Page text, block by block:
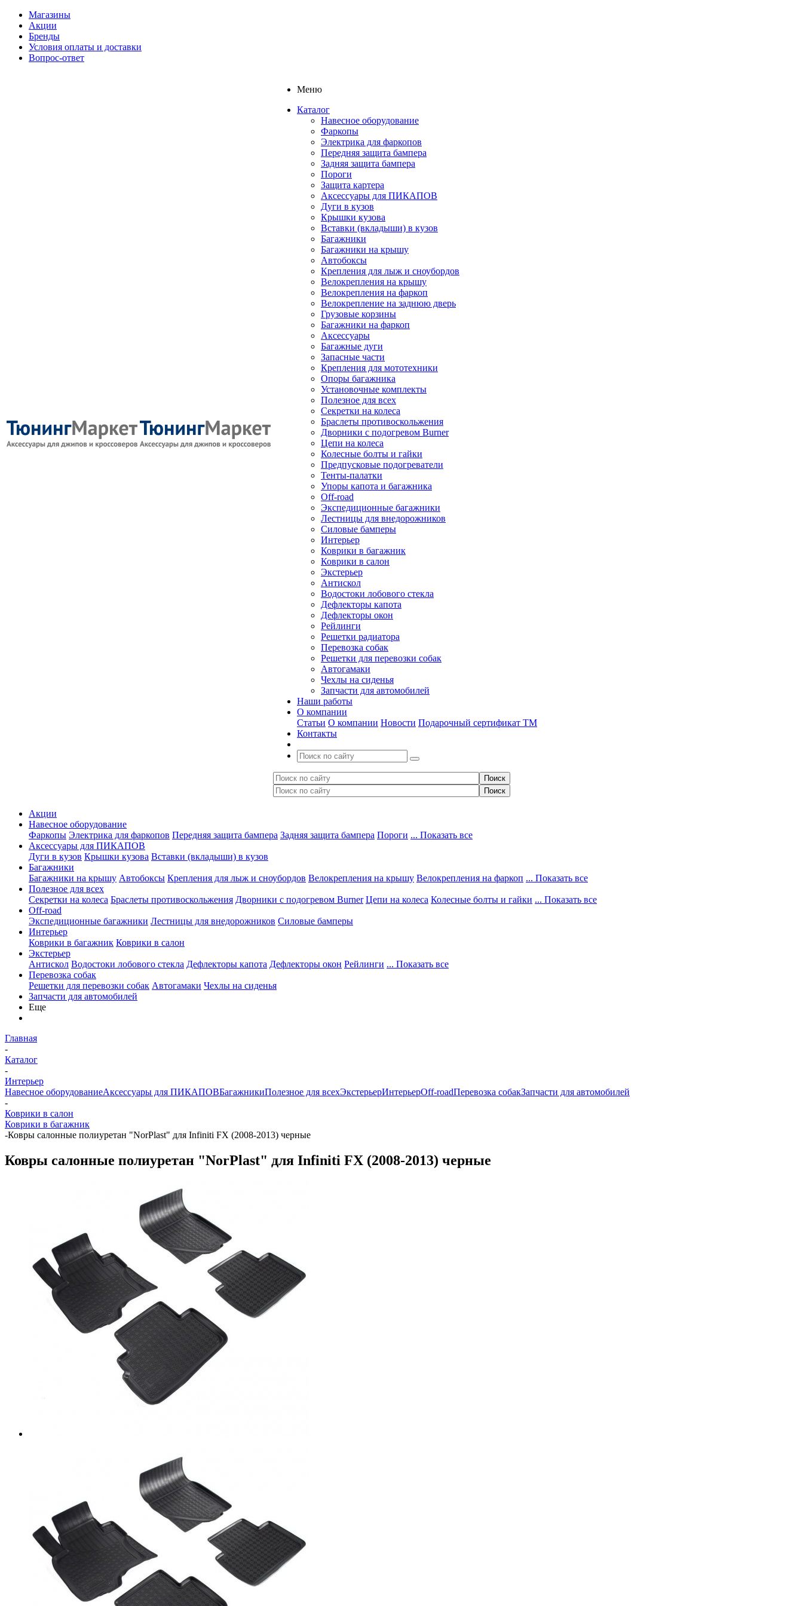
Магазины
Акции
Бренды
Условия оплаты и доставки
Вопрос-ответ
Меню
Каталог
Навесное оборудование
Фаркопы
Электрика для фаркопов
Передняя защита бампера
Задняя защита бампера
Пороги
Защита картера
Аксессуары для ПИКАПОВ
Дуги в кузов
Крышки кузова
Вставки (вкладыши) в кузов
Багажники
Багажники на крышу
Автобоксы
Крепления для лыж и сноубордов
Велокрепления на крышу
Велокрепления на фаркоп
Велокрепление на заднюю дверь
Грузовые корзины
Багажники на фаркоп
Аксессуары
Багажные дуги
Запасные части
Крепления для мототехники
Опоры багажника
Установочные комплекты
Полезное для всех
Секретки на колеса
Браслеты противоскольжения
Дворники с подогревом Burner
Цепи на колеса
Колесные болты и гайки
Предпусковые подогреватели
Тенты-палатки
Упоры капота и багажника
Off-road
Экспедиционные багажники
Лестницы для внедорожников
Силовые бамперы
Интерьер
Коврики в багажник
Коврики в салон
Экстерьер
Антискол
Водостоки лобового стекла
Дефлекторы капота
Дефлекторы окон
Рейлинги
Решетки радиатора
Перевозка собак
Решетки для перевозки собак
Автогамаки
Чехлы на сиденья
Запчасти для автомобилей
Наши работы
О компании
Статьи О компании Новости Подарочный сертификат ТМ
Контакты
Акции
Навесное оборудование
Фаркопы Электрика для фаркопов Передняя защита бампера Задняя защита бампера Пороги ... Показать все
Аксессуары для ПИКАПОВ
Дуги в кузов Крышки кузова Вставки (вкладыши) в кузов
Багажники
Багажники на крышу Автобоксы Крепления для лыж и сноубордов Велокрепления на крышу Велокрепления на фаркоп ... Показать все
Полезное для всех
Секретки на колеса Браслеты противоскольжения Дворники с подогревом Burner Цепи на колеса Колесные болты и гайки ... Показать все
Off-road
Экспедиционные багажники Лестницы для внедорожников Силовые бамперы
Интерьер
Коврики в багажник Коврики в салон
Экстерьер
Антискол Водостоки лобового стекла Дефлекторы капота Дефлекторы окон Рейлинги ... Показать все
Перевозка собак
Решетки для перевозки собак Автогамаки Чехлы на сиденья
Запчасти для автомобилей
Еще
Главная
-
Каталог
-
Интерьер
Навесное оборудованиеАксессуары для ПИКАПОВБагажникиПолезное для всехЭкстерьерИнтерьерOff-roadПеревозка собакЗапчасти для автомобилей
-
Коврики в салон
Коврики в багажник
-Ковры салонные полиуретан "NorPlast" для Infiniti FX (2008-2013) черные
Ковры салонные полиуретан "NorPlast" для Infiniti FX (2008-2013) черные